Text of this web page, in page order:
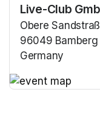
Live-Club
Obere
96049 Bamberg
Germany